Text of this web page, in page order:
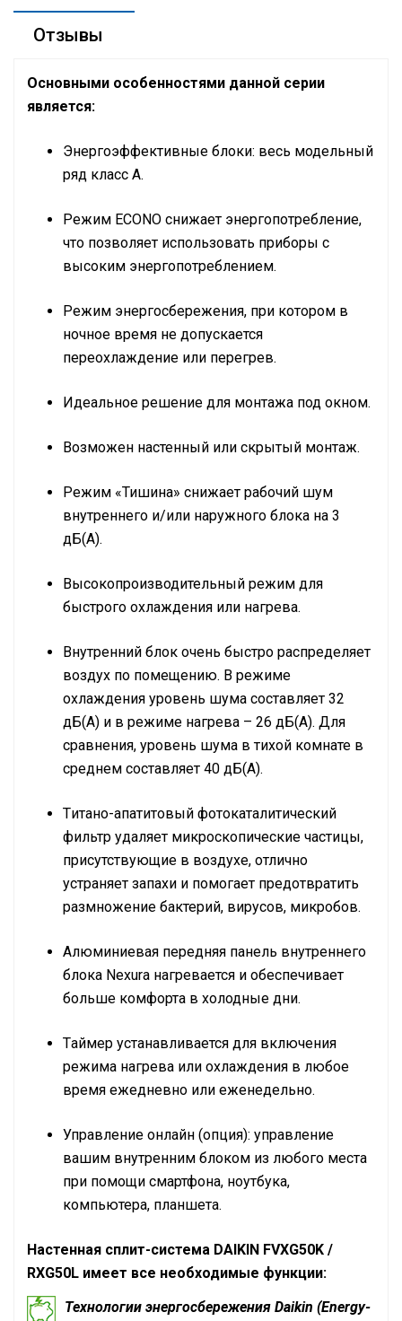
Отзывы
Основными особенностями данной серии
является:
Энергоэффективные блоки: весь модельный
ряд класс A.
Режим ECONO снижает энергопотребление,
что позволяет использовать приборы с
высоким энергопотреблением.
Режим энергосбережения, при котором в
ночное время не допускается
переохлаждение или перегрев.
Идеальное решение для монтажа под окном.
Возможен настенный или скрытый монтаж.
Режим «Тишина» снижает рабочий шум
внутреннего и/или наружного блока на 3
дБ(А).
Высокопроизводительный режим для
быстрого охлаждения или нагрева.
Внутренний блок очень быстро распределяет
воздух по помещению. В режиме
охлаждения уровень шума составляет 32
дБ(А) и в режиме нагрева – 26 дБ(А). Для
сравнения, уровень шума в тихой комнате в
среднем составляет 40 дБ(А).
Tитано-апатитовый фотокаталитический
фильтр удаляет микроскопические частицы,
присутствующие в воздухе, отлично
устраняет запахи и помогает предотвратить
размножение бактерий, вирусов, микробов.
Алюминиевая передняя панель внутреннего
блока Nexura нагревается и обеспечивает
больше комфорта в холодные дни.
Tаймер устанавливается для включения
режима нагрева или охлаждения в любое
время ежедневно или еженедельно.
Управление онлайн (опция): управление
вашим внутренним блоком из любого места
при помощи смартфона, ноутбука,
компьютера, планшета.
Настенная сплит-система DAIKIN FVXG50K /
RXG50L имеет все необходимые функции:
Технологии энергосбережения Daikin (Energy-